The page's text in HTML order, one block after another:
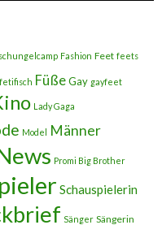
Fashion Feet feets
FüßeGay gayfeet
Lady Gaga
Model Männer
Promi Big Brother
Schauspielerin
Sänger Sängerin